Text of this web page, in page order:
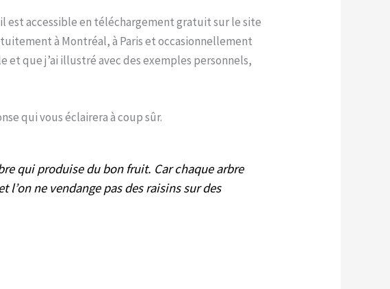
est accessible en téléchargement gratuit sur le site
à Montréal, à Paris et occasionnellement
et que j’ai illustré avec des exemples personnels,
qui vous éclairera à coup sûr.
qui produise du bon fruit. Car chaque arbre
ne vendange pas des raisins sur des